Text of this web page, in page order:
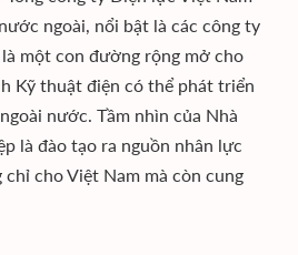
ngoài, nổi bật là các công ty
một con đường rộng mở cho
Kỹ thuật điện có thể phát triển
nước. Tầm nhìn của Nhà
là đào tạo ra nguồn nhân lực
cho Việt Nam mà còn cung